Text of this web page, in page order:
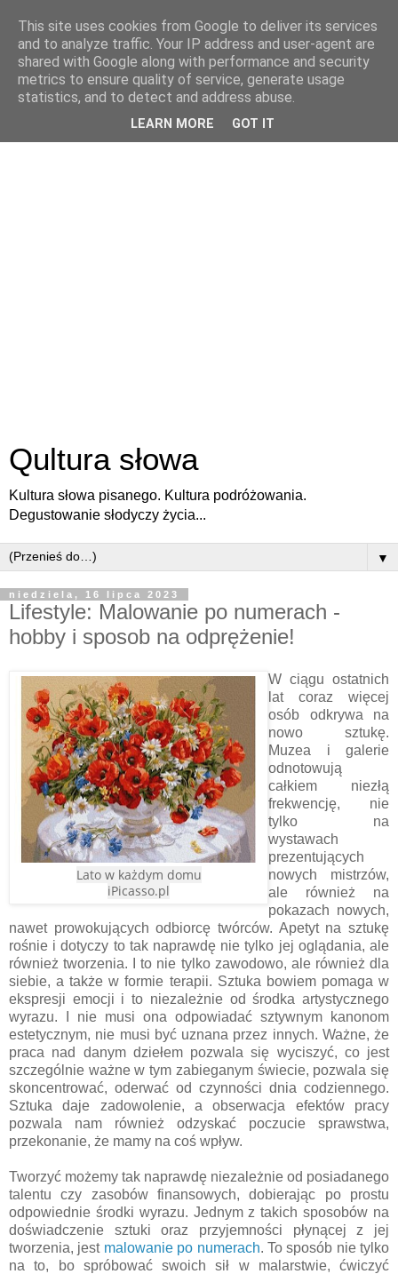
Qultura słowa
Kultura słowa pisanego. Kultura podróżowania.
Degustowanie słodyczy życia...
▼
niedziela, 16 lipca 2023
Lifestyle: Malowanie po numerach -
hobby i sposob na odprężenie!
Lato w każdym domu
iPicasso.pl
W ciągu ostatnich
lat coraz więcej
osób odkrywa na
nowo sztukę.
Muzea i galerie
odnotowują
całkiem niezłą
frekwencję, nie
tylko na
wystawach
prezentujących
nowych mistrzów,
ale również na
pokazach nowych,
nawet prowokujących odbiorcę twórców. Apetyt na sztukę
rośnie i dotyczy to tak naprawdę nie tylko jej oglądania, ale
również tworzenia. I to nie tylko zawodowo, ale również dla
siebie, a także w formie terapii. Sztuka bowiem pomaga w
ekspresji emocji i to niezależnie od środka artystycznego
wyrazu. I nie musi ona odpowiadać sztywnym kanonom
estetycznym, nie musi być uznana przez innych. Ważne, że
praca nad danym dziełem pozwala się wyciszyć, co jest
szczególnie ważne w tym zabieganym świecie, pozwala się
skoncentrować, oderwać od czynności dnia codziennego.
Sztuka daje zadowolenie, a obserwacja efektów pracy
pozwala nam również odzyskać poczucie sprawstwa,
przekonanie, że mamy na coś wpływ.
Tworzyć możemy tak naprawdę niezależnie od posiadanego
talentu czy zasobów finansowych, dobierając po prostu
odpowiednie środki wyrazu. Jednym z takich sposobów na
doświadczenie sztuki oraz przyjemności płynącej z jej
tworzenia, jest malowanie po numerach. To sposób nie tylko
na to, bo spróbować swoich sił w malarstwie, ćwiczyć
This site uses cookies from Google to deliver its services
and to analyze traffic. Your IP address and user-agent are
shared with Google along with performance and security
metrics to ensure quality of service, generate usage
statistics, and to detect and address abuse.
LEARN MORE GOT IT